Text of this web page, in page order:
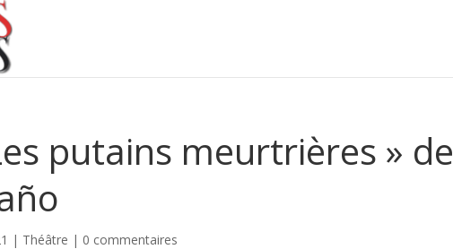
putains meurtrières » de
| Théâtre | 0 commentaires